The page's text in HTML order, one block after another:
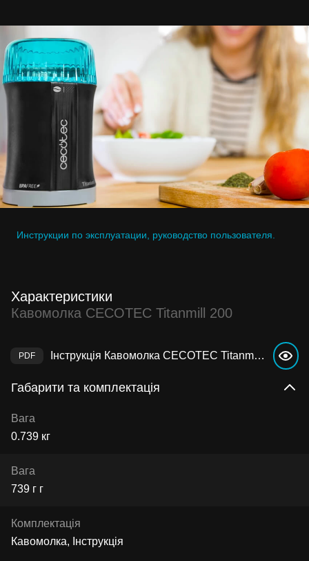
Инструкции по эксплуатации, руководство пользователя.
Характеристики
Кавомолка CECOTEC Titanmill 200
Інструкція Кавомолка CECOTEC Titanmill 200
Габарити та комплектація
Вага
0.739 кг
Вага
739 г г
Комплектація
Кавомолка, Інструкція